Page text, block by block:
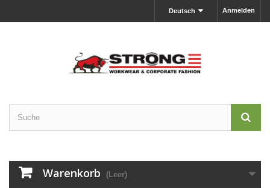
Anmelden
Deutsch
Warenkorb (Leer)